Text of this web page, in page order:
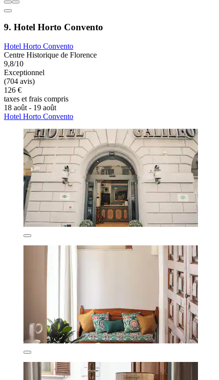
9. Hotel Horto Convento
Hotel Horto Convento
Centre Historique de Florence
9,8/10
Exceptionnel
(704 avis)
126 €
taxes et frais compris
18 août - 19 août
Hotel Horto Convento